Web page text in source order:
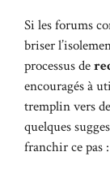
Si les forums
briser
processus de
encouragés à
tremplin vers
quelques
franchir ce pas :